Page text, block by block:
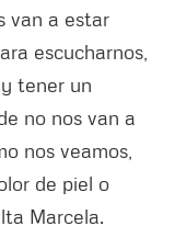
van a estar
escucharnos,
tener un
no nos van a
nos veamos,
de piel o
Marcela.